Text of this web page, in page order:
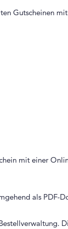
Gutscheinen
mit einer
als PDF-